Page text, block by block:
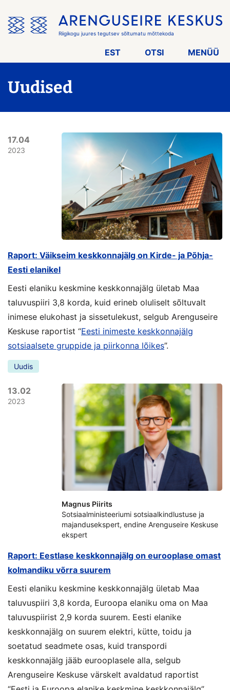
menüü
vahele
Riigikogu juures tegutsev sõltumatu mõttekoda
EST OTSI MENÜÜ
Uudised
17.04
2023
Raport: Väikseim keskkonnajälg on Kirde- ja Põhja-
Eesti elanikel
Eesti elaniku keskmine keskkonnajälg ületab Maa
taluvuspiiri 3,8 korda, kuid erineb oluliselt sõltuvalt
inimese elukohast ja sissetulekust, selgub Arenguseire
Keskuse raportist “Eesti inimeste keskkonnajälg
sotsiaalsete gruppide ja piirkonna lõikes”.
Uudis
13.02
2023
Raport: Eestlase keskkonnajälg on eurooplase omast
kolmandiku võrra suurem
Eesti elaniku keskmine keskkonnajälg ületab Maa
taluvuspiiri 3,8 korda, Euroopa elaniku oma on Maa
taluvuspiirist 2,9 korda suurem. Eesti elanike
keskkonnajälg on suurem elektri, kütte, toidu ja
soetatud seadmete osas, kuid transpordi
keskkonnajälg jääb eurooplasele alla, selgub
Arenguseire Keskuse värskelt avaldatud raportist
Magnus Piirits
Sotsiaalministeeriumi sotsiaalkindlustuse ja
majandusekspert, endine Arenguseire Keskuse
ekspert